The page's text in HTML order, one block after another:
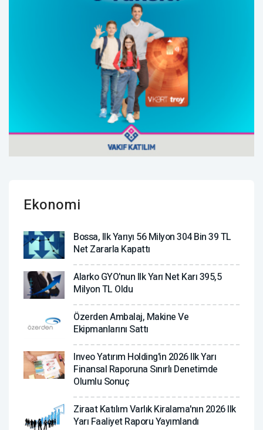
Ekonomi
Bossa, Ilk Yarıyı 56 Milyon 304 Bin 39 TL
Net Zararla Kapattı
Alarko GYO'nun Ilk Yarı Net Karı 395,5
Milyon TL Oldu
Özerden Ambalaj, Makine Ve
Ekipmanlarını Sattı
Inveo Yatırım Holding'in 2026 Ilk Yarı
Finansal Raporuna Sınırlı Denetimde
Olumlu Sonuç
Ziraat Katılım Varlık Kiralama'nın 2026 Ilk
Yarı Faaliyet Raporu Yayımlandı